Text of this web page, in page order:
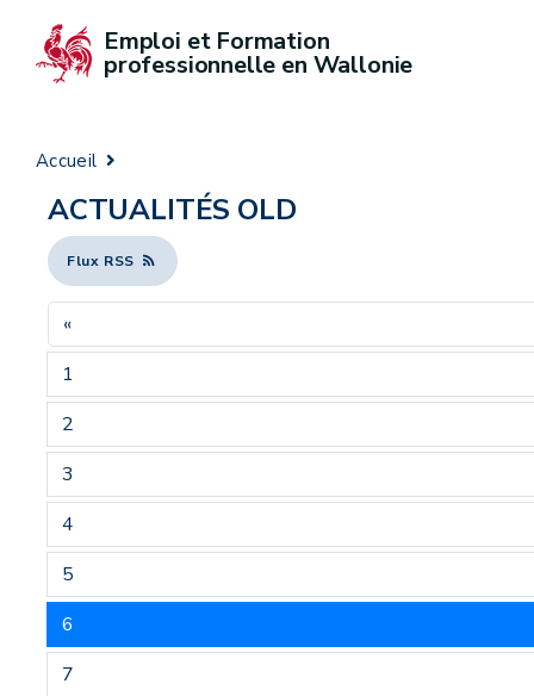
Emploi et Formation
professionnelle en Wallonie
Accueil
ACTUALITÉS OLD
Flux RSS
«
1
2
3
4
5
6
7